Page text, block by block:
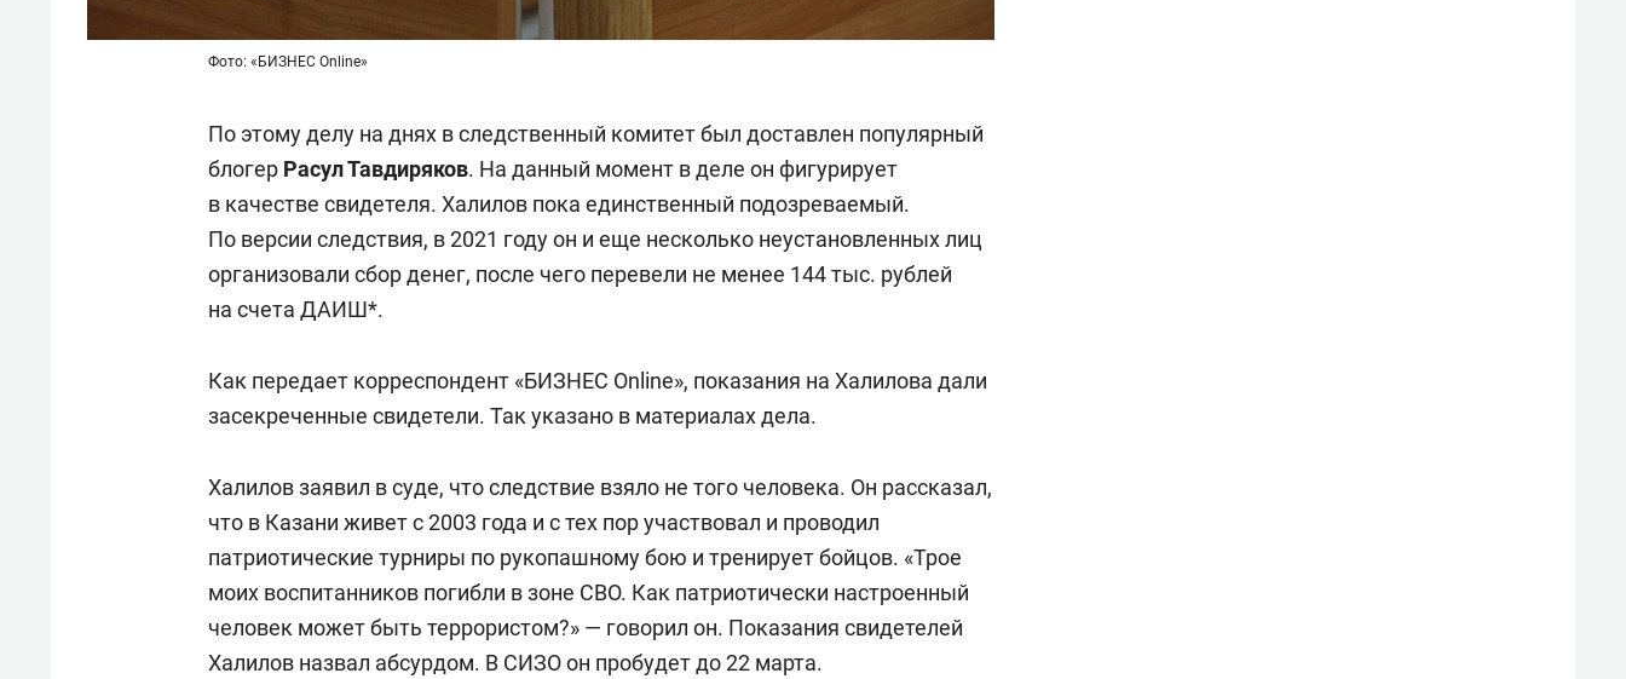
Фото: «БИЗНЕС Online»
По этому делу на днях в следственный комитет был доставлен популярный
блогер Расул Тавдиряков. На данный момент в деле он фигурирует
в качестве свидетеля. Халилов пока единственный подозреваемый.
По версии следствия, в 2021 году он и еще несколько неустановленных лиц
организовали сбор денег, после чего перевели не менее 144 тыс. рублей
на счета ДАИШ*.
Как передает корреспондент «БИЗНЕС Online», показания на Халилова дали
засекреченные свидетели. Так указано в материалах дела.
Халилов заявил в суде, что следствие взяло не того человека. Он рассказал,
что в Казани живет с 2003 года и с тех пор участвовал и проводил
патриотические турниры по рукопашному бою и тренирует бойцов. «Трое
моих воспитанников погибли в зоне СВО. Как патриотически настроенный
человек может быть террористом?» — говорил он. Показания свидетелей
Халилов назвал абсурдом. В СИЗО он пробудет до 22 марта.